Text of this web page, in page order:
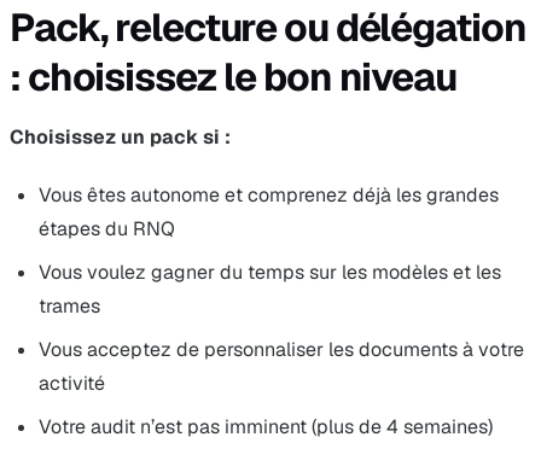
Pack, relecture ou délégation
: choisissez le bon niveau
Choisissez un pack si :
Vous êtes autonome et comprenez déjà les grandes
étapes du RNQ
Vous voulez gagner du temps sur les modèles et les
trames
Vous acceptez de personnaliser les documents à votre
activité
Votre audit n’est pas imminent (plus de 4 semaines)